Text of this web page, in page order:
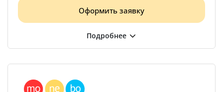
Оформить заявку